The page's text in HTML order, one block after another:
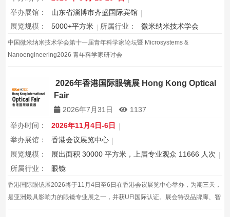
举办展馆：
山东省淄博市齐盛国际宾馆
展览规模：
5000+平方米 所属行业： 微米纳米技术学会
中国微米纳米技术学会第十一届青年科学家论坛暨 Microsystems &
Nanoengineering2026 青年科学家研讨会
2026年香港国际眼镜展 Hong Kong Optical
Fair
2026年7月31日
1137
举办时间：
2026年11月4日-6日
举办展馆：
香港会议展览中心
展览规模：
展出面积 30000 平方米，上届专业观众 11666 人次
所属行业：
眼镜
香港国际眼镜展2026将于11月4日至6日在香港会议展览中心举办，为期三天，
是亚洲最具影响力的眼镜专业展之一，并获UFI国际认证。展会特设品牌廊、智
能眼镜专区与多国展馆，汇聚全球视光产品供应商，并配套眼镜汇演与行业论